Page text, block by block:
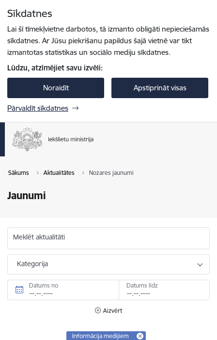
Sīkdatnes
Lai šī tīmekļvietne darbotos, tā izmanto obligāti nepieciešamās
sīkdatnes. Ar Jūsu piekrišanu papildus šajā vietnē var tikt
izmantotas statistikas un sociālo mediju sīkdatnes.
Lūdzu, atzīmējiet savu izvēli:
Noraidīt Apstiprināt visas
Pārvaldīt sīkdatnes
Sākums Aktualitātes Nozares jaunumi
Jaunumi
Meklēt aktualitāti
Kategorija
Datums no Datums līdz
Aizvērt
Informācija medijiem